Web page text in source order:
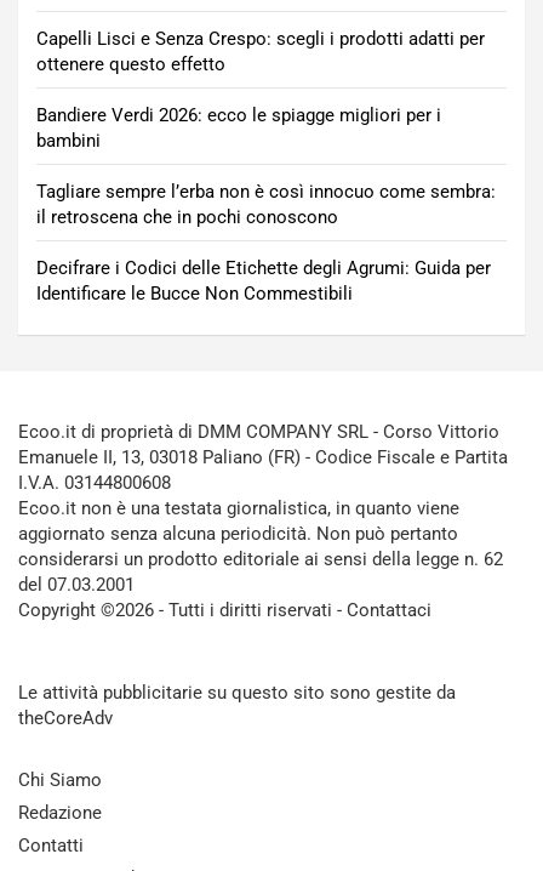
Capelli Lisci e Senza Crespo: scegli i prodotti adatti per
ottenere questo effetto
Bandiere Verdi 2026: ecco le spiagge migliori per i
bambini
Tagliare sempre l’erba non è così innocuo come sembra:
il retroscena che in pochi conoscono
Decifrare i Codici delle Etichette degli Agrumi: Guida per
Identificare le Bucce Non Commestibili
Ecoo.it di proprietà di DMM COMPANY SRL - Corso Vittorio
Emanuele II, 13, 03018 Paliano (FR) - Codice Fiscale e Partita
I.V.A. 03144800608
Ecoo.it non è una testata giornalistica, in quanto viene
aggiornato senza alcuna periodicità. Non può pertanto
considerarsi un prodotto editoriale ai sensi della legge n. 62
del 07.03.2001
Copyright ©2026 - Tutti i diritti riservati - Contattaci
Le attività pubblicitarie su questo sito sono gestite da
theCoreAdv
Chi Siamo
Redazione
Contatti